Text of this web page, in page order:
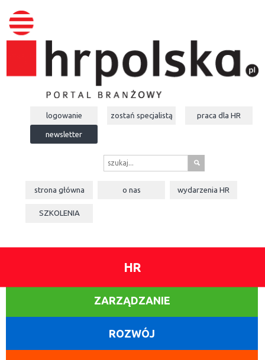
logowanie zostań specjalistą praca dla HR
newsletter
s
strona główna o nas wydarzeniaHR
SZKOLENIA
HR
ZARZĄDZANIE
ROZWÓJ